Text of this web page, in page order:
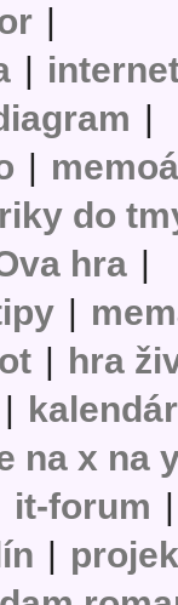
|
|
|
|
do
hra |
|
| hra
| kalendár
na x na
it-forum |
|